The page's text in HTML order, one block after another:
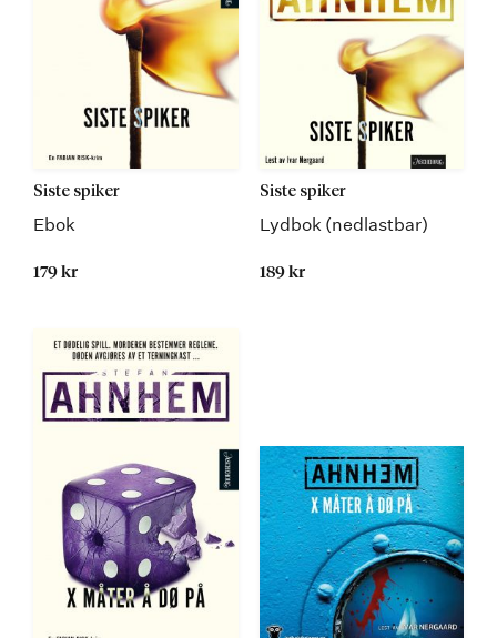
Siste spiker
Ebok
179 kr
Siste spiker
Lydbok (nedlastbar)
189 kr